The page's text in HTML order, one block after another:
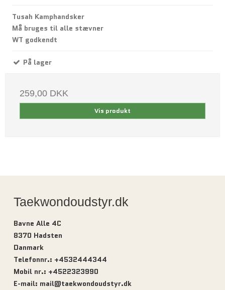
Tusah Kamphandsker
Må bruges til alle stævner
WT godkendt
På lager
259,00 DKK
Vis produkt
Taekwondoudstyr.dk
Bavne Alle 4C
8370 Hadsten
Danmark
Telefonnr.: +4532444344
Mobil nr.: +4522323990
E-mail: mail@taekwondoudstyr.dk